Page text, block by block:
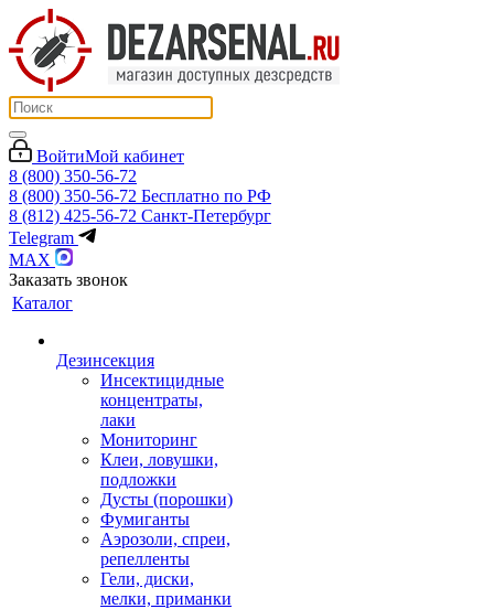
ВойтиМой кабинет
8 (800) 350-56-72
8 (800) 350-56-72 Бесплатно по РФ
8 (812) 425-56-72 Санкт-Петербург
Telegram
MAX
Заказать звонок
Каталог
Дезинсекция
Инсектицидные
концентраты,
лаки
Мониторинг
Клеи, ловушки,
подложки
Дусты (порошки)
Фумиганты
Аэрозоли, спреи,
репелленты
Гели, диски,
мелки, приманки